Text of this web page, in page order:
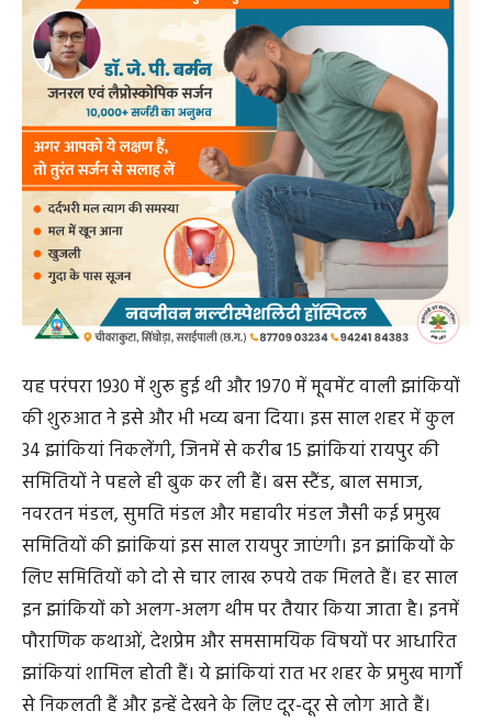
यह परंपरा 1930 में शुरू हुई थी और 1970 में मूवमेंट वाली झांकियों
की शुरुआत ने इसे और भी भव्य बना दिया। इस साल शहर में कुल
34 झांकियां निकलेंगी, जिनमें से करीब 15 झांकियां रायपुर की
समितियों ने पहले ही बुक कर ली हैं। बस स्टैंड, बाल समाज,
नवरतन मंडल, सुमति मंडल और महावीर मंडल जैसी कई प्रमुख
समितियों की झांकियां इस साल रायपुर जाएंगी। इन झांकियों के
लिए समितियों को दो से चार लाख रुपये तक मिलते हैं। हर साल
इन झांकियों को अलग-अलग थीम पर तैयार किया जाता है। इनमें
पौराणिक कथाओं, देशप्रेम और समसामयिक विषयों पर आधारित
झांकियां शामिल होती हैं। ये झांकियां रात भर शहर के प्रमुख मार्गों
से निकलती हैं और इन्हें देखने के लिए दूर-दूर से लोग आते हैं।